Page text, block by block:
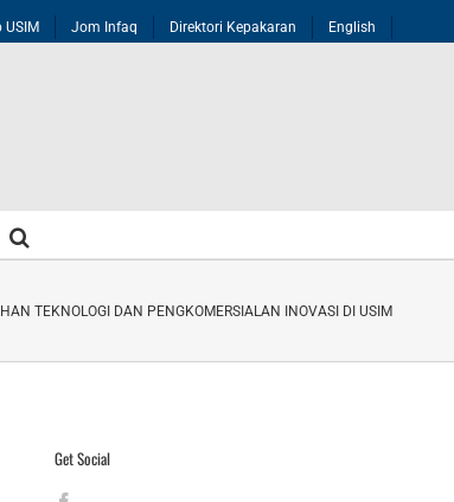
USIM Jom Infaq Direktori Kepakaran English
TEKNOLOGI DAN PENGKOMERSIALAN INOVASI DI USIM
Get Social